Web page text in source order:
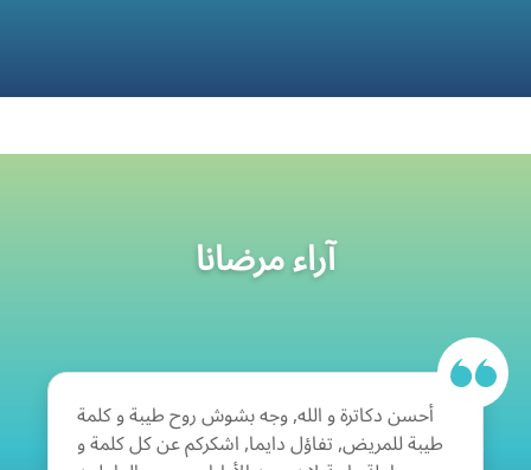
آراء مرضانا
أحسن دكاترة و الله, وجه بشوش روح طيبة و كلمة
طيبة للمريض, تفاؤل دايما, اشكركم عن كل كلمة و